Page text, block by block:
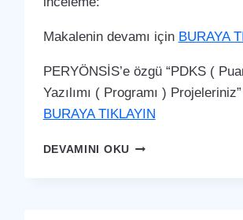
Makalenin devamı için BURAYA
PERYÖNSİS’e özgü “PDKS (
Yazılımı ( Programı )
BURAYA TIKLAYIN
DEVAMINI OKUİSLAHIYE